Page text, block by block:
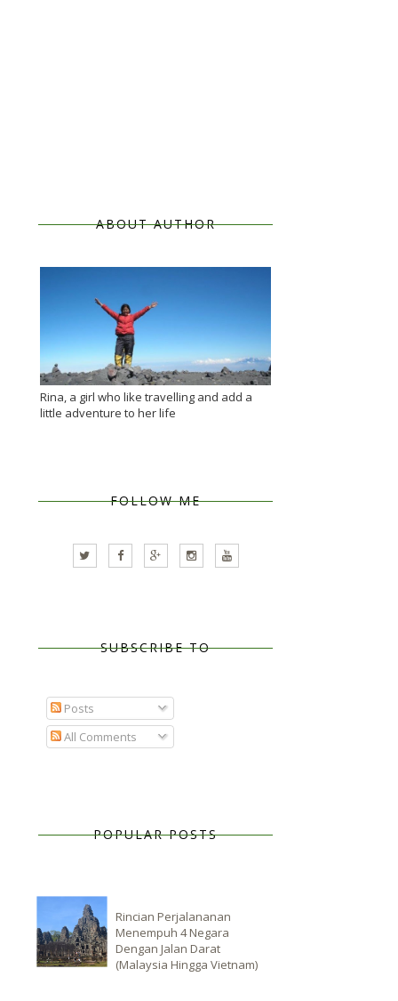
ABOUT AUTHOR
Rina, a girl who like travelling and add a
little adventure to her life
FOLLOW ME
SUBSCRIBE TO
Posts
All Comments
POPULAR POSTS
Rincian Perjalananan
Menempuh 4 Negara
Dengan Jalan Darat
(Malaysia Hingga Vietnam)